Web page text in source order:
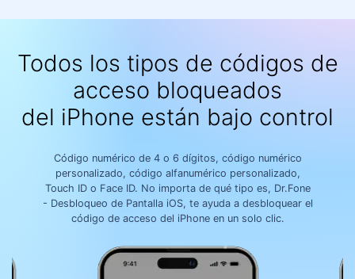
Todos los tipos de códigos de
acceso bloqueados
del iPhone están bajo control
Código numérico de 4 o 6 dígitos, código numérico
personalizado, código alfanumérico personalizado,
Touch ID o Face ID.󠀲󠀡󠀥󠀤󠀦󠀥󠀣󠀠󠀠󠀳 No importa de qué tipo es, Dr.Fone
- Desbloqueo de Pantalla iOS, te ayuda a desbloquear el
código de acceso del iPhone en un solo clic.󠀲󠀡󠀥󠀤󠀦󠀥󠀣󠀠󠀡